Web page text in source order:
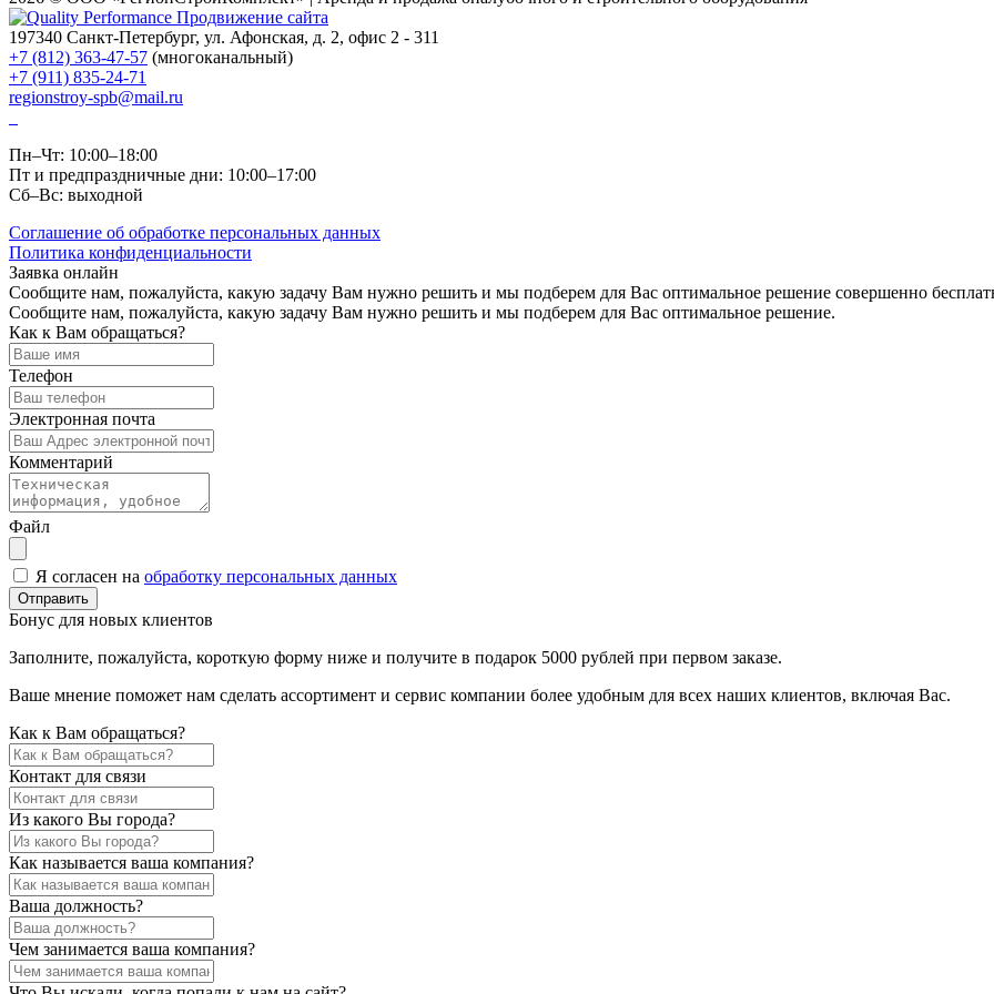
Продвижение сайта
197340 Санкт-Петербург, ул. Афонская, д. 2, офис 2 - 311
+7 (812) 363-47-57 (многоканальный)
+7 (911) 835-24-71
regionstroy-spb@mail.ru
Пн–Чт: 10:00–18:00
Пт и предпраздничные дни: 10:00–17:00
Сб–Вс: выходной
Соглашение об обработке персональных данных
Политика конфиденциальности
Заявка онлайн
Сообщите нам, пожалуйста, какую задачу Вам нужно решить и мы подберем для Вас оптимальное решение совершенно
Сообщите нам, пожалуйста, какую задачу Вам нужно решить и мы подберем для Вас оптимальное решение.
Как к Вам обращаться?
Телефон
Электронная почта
Комментарий
Файл
Я согласен на обработку персональных данных
Отправить
Бонус для новых клиентов
Заполните, пожалуйста, короткую форму ниже и получите в подарок 5000 рублей при первом заказе.
Ваше мнение поможет нам сделать ассортимент и сервис компании более удобным для всех наших клиентов, включая Вас.
Как к Вам обращаться?
Контакт для связи
Из какого Вы города?
Как называется ваша компания?
Ваша должность?
Чем занимается ваша компания?